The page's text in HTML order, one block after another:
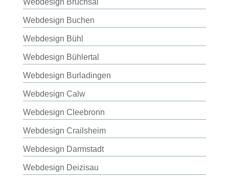
Webdesign Bruchsal
Webdesign Buchen
Webdesign Bühl
Webdesign Bühlertal
Webdesign Burladingen
Webdesign Calw
Webdesign Cleebronn
Webdesign Crailsheim
Webdesign Darmstadt
Webdesign Deizisau